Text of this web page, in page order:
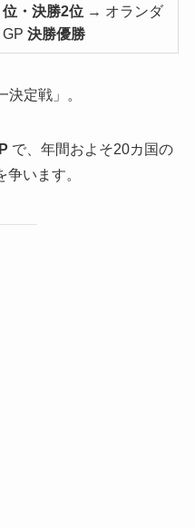
位・決勝2位→ オランダ
GP 決勝優勝
決定戦」。
で、年間およそ20カ国の
います。